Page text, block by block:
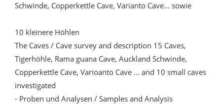
Schwinde, Copperkettle Cave, Varianto Cave... sowie
10 kleinere Höhlen
The Caves / Cave survey and description 15 Caves,
Tigerhöhle, Rama guana Cave, Auckland Schwinde,
Copperkettle Cave, Varioanto Cave ... and 10 small caves
investigated
- Proben und Analysen / Samples and Analysis